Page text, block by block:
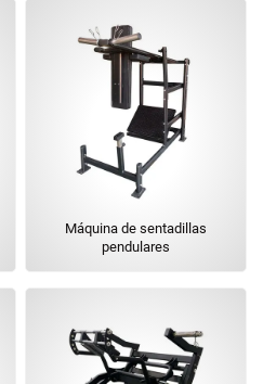
Máquina de sentadillas
pendulares